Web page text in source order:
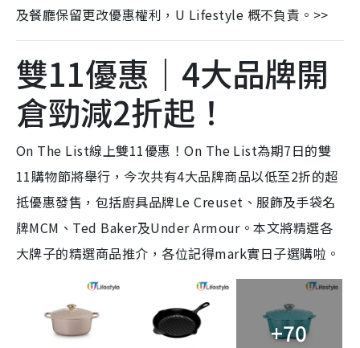
及餐廳保留更改優惠權利，U Lifestyle 概不負責。>>
雙11優惠｜4大品牌開
倉勁減2折起！
On The List線上雙11優惠！On The List為期7日的雙
11購物節將舉行，今次共有4大品牌商品以低至2折的超
抵優惠發售，包括廚具品牌Le Creuset、服飾及手袋名
牌MCM、Ted Baker及Under Armour。本文將精選各
大牌子的精選商品推介，各位記得mark實日子選購啦。
+70